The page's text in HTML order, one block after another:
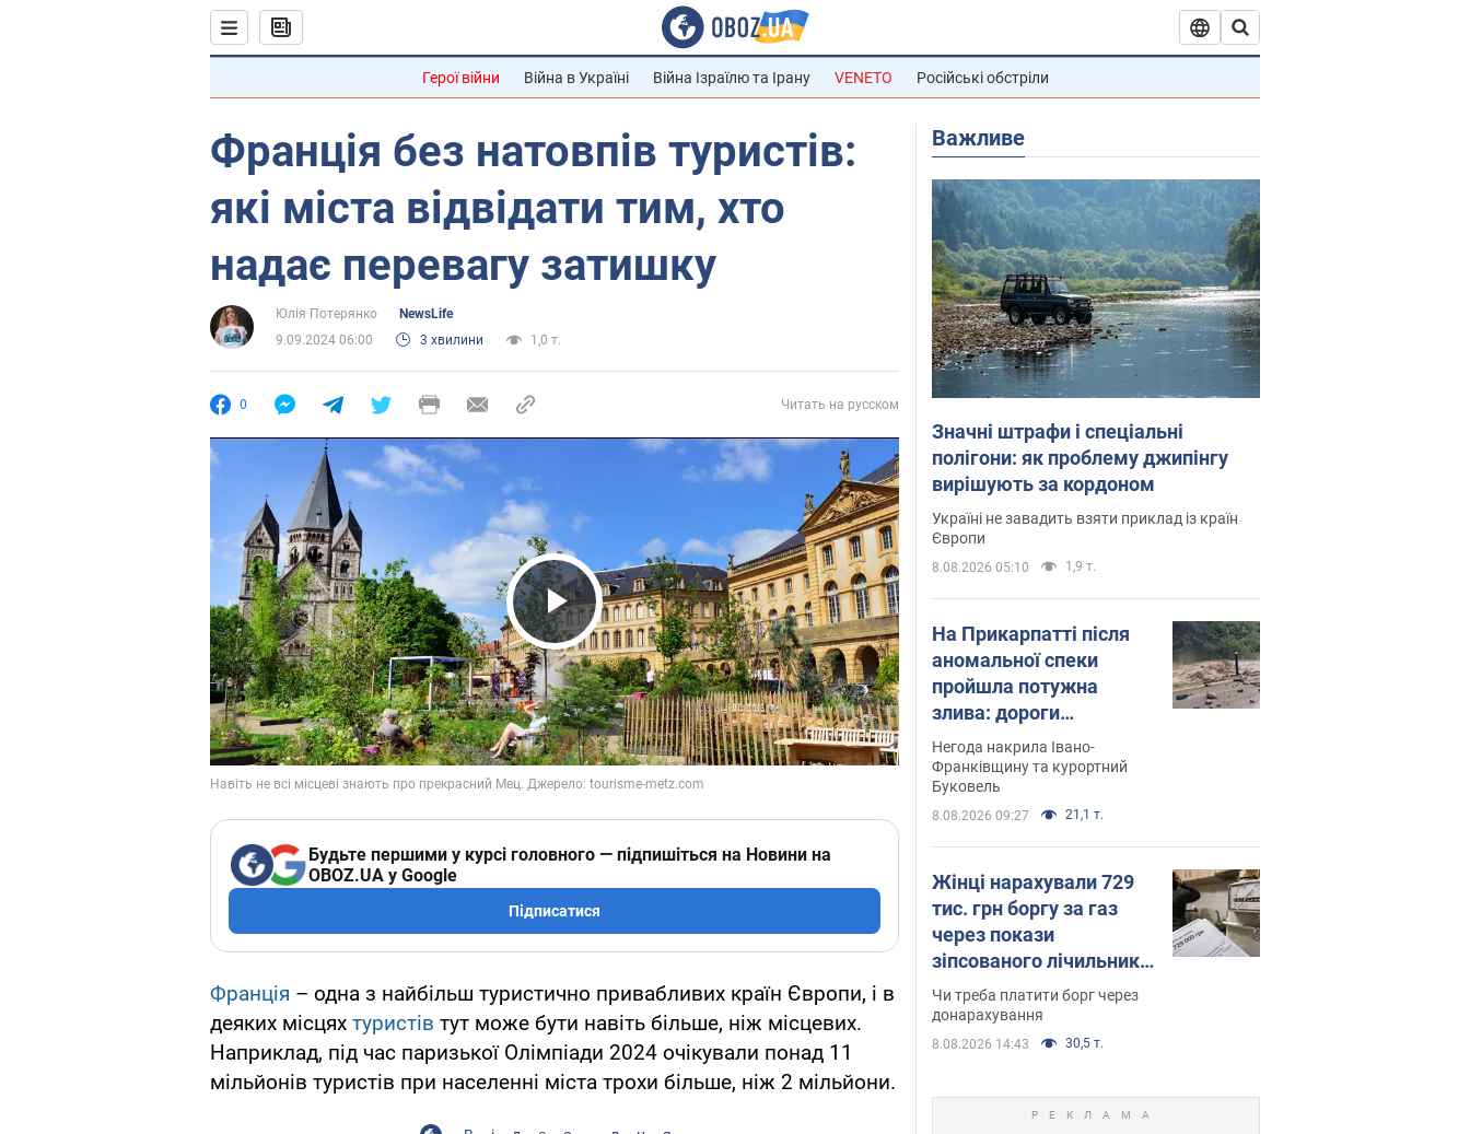
Герої війни Війна в Україні Війна Ізраїлю та Ірану VENETO Російські обстріли
Франція без натовпів туристів:
які міста відвідати тим, хто
надає перевагу затишку
Юлія Потерянко
NewsLife
9.09.2024 06:00
3 хвилини 1,0 т.
0 Читать на русском
Play Video
Будьте першими у курсі головного — підпишіться на Новини на
OBOZ.UA у Google
Підписатися
Франція – одна з найбільш туристично привабливих країн Європи, і в
деяких місцях туристів тут може бути навіть більше, ніж місцевих.
Наприклад, під час паризької Олімпіади 2024 очікували понад 11
мільйонів туристів при населенні міста трохи більше, ніж 2 мільйони.
Важливе
Значні штрафи і спеціальні
полігони: як проблему джипінгу
вирішують за кордоном
Україні не завадить взяти приклад із країн
Європи
8.08.2026 05:10 1,9 т.
На Прикарпатті після
аномальної спеки
пройшла потужна
злива: дороги
перетворились на
річки. Відео
Негода накрила Івано-
Франківщину та курортний
Буковель
8.08.2026 09:27 21,1 т.
Жінці нарахували 729
тис. грн боргу за газ
через покази
зіпсованого лічильника:
суддя ухвалив
неочікуване рішення
Чи треба платити борг через
донарахування
8.08.2026 14:43 30,5 т.